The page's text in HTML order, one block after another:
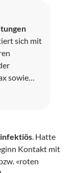
sich mit
sowie
. Hatte
Kontakt mit
«roten